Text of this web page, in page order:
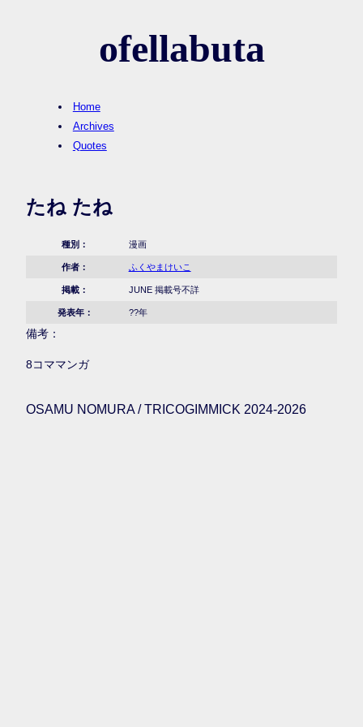
ofellabuta
Home
Archives
Quotes
たね たね
種別： 漫画
作者： ふくやまけいこ
掲載： JUNE 掲載号不詳
発表年： ??年
備考：
8コママンガ
OSAMU NOMURA / TRICOGIMMICK 2024-2026